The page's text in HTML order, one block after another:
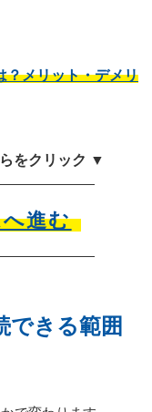
？メリット・デメリ
をクリック ▼
進む
できる範囲